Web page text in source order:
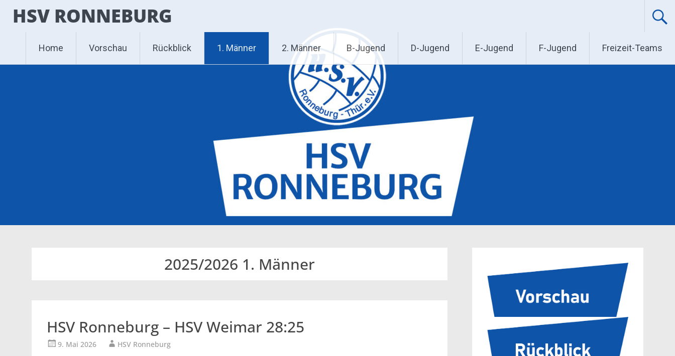
Inhalt
springen
HSV RONNEBURG
Home Vorschau Rückblick 1. Männer 2. Männer B-Jugend D-Jugend E-Jugend F-Jugend Freizeit-Teams
2025/2026 1. Männer
HSV Ronneburg – HSV Weimar 28:25
9. Mai 2026 HSV Ronneburg